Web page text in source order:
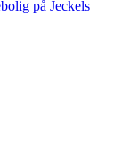
på Jeckels